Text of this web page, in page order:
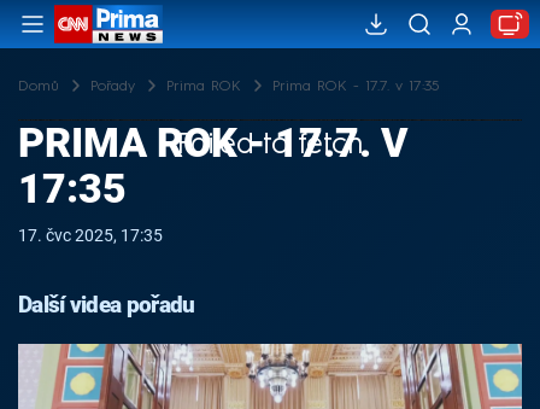
Domů Pořady Prima ROK Prima ROK - 17.7. v 17:35
Failed to fetch
PRIMA ROK - 17.7. V
17:35
17. čvc 2025, 17:35
Další videa pořadu